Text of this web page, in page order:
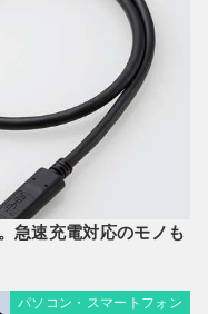
急速充電対応のモノも
パソコン・スマートフォン